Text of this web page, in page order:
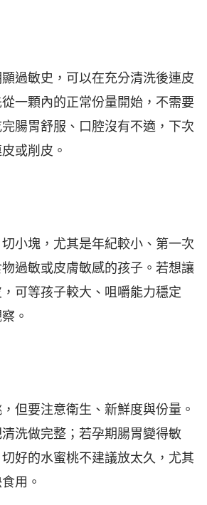
過敏史，可以在充分清洗後連皮
一顆內的正常份量開始，不需要
腸胃舒服、口腔沒有不適，下次
或削皮。
小塊，尤其是年紀較小、第一次
過敏或皮膚敏感的孩子。若想讓
可等孩子較大、咀嚼能力穩定
。
但要注意衛生、新鮮度與份量。
洗做完整；若孕期腸胃變得敏
好的水蜜桃不建議放太久，尤其
用。